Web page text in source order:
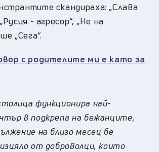
скандираха: „Слава
- агресор“, „Не на
„Сега“.
с родителите ми е като за
функционира най-
в подкрепа на бежанците,
на близо месец бе
от доброволци, които